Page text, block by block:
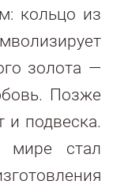
кольцо из
золота —
Позже
и подвеска.
мире стал